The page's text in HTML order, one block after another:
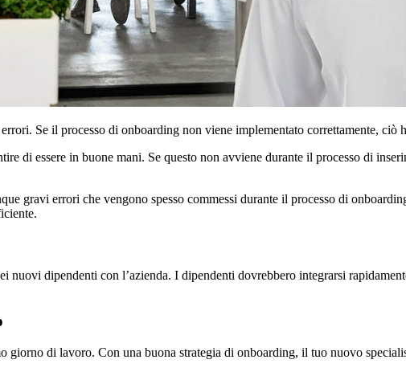
Se il processo di onboarding non viene implementato correttamente, ciò
di essere in buone mani. Se questo non avviene durante il processo di
gravi errori che vengono spesso commessi durante il processo di
nuovi dipendenti con l’azienda. I dipendenti dovrebbero integrarsi
di lavoro. Con una buona strategia di onboarding, il tuo nuovo